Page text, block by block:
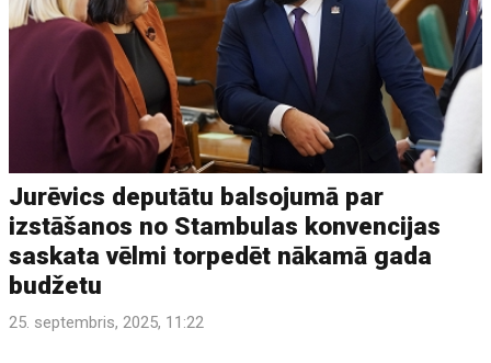
Jurēvics deputātu balsojumā par
izstāšanos no Stambulas konvencijas
saskata vēlmi torpedēt nākamā gada
budžetu
25. septembris, 2025, 11:22